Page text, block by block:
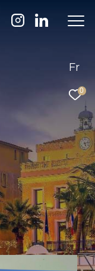
Fr
0